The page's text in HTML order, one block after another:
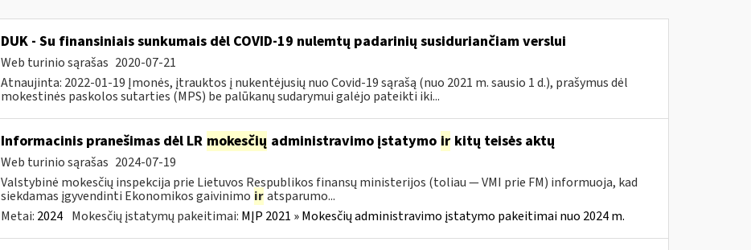
DUK - Su finansiniais sunkumais dėl COVID-19 nulemtų padarinių susiduriančiam verslui
Web turinio sąrašas 2020-07-21
Atnaujinta: 2022-01-19 Įmonės, įtrauktos į nukentėjusių nuo Covid-19 sąrašą (nuo 2021 m. sausio 1 d.), prašymus dėl
mokestinės paskolos sutarties (MPS) be palūkanų sudarymui galėjo pateikti iki...
Informacinis pranešimas dėl LR mokesčių administravimo įstatymo irkitų teisės aktų
Web turinio sąrašas 2024-07-19
Valstybinė mokesčių inspekcija prie Lietuvos Respublikos finansų ministerijos (toliau — VMI prie FM) informuoja, kad
siekdamas įgyvendinti Ekonomikos gaivinimo ir atsparumo...
Metai: 2024 Mokesčių įstatymų pakeitimai: MĮP 2021 » Mokesčių administravimo įstatymo pakeitimai nuo 2024 m.